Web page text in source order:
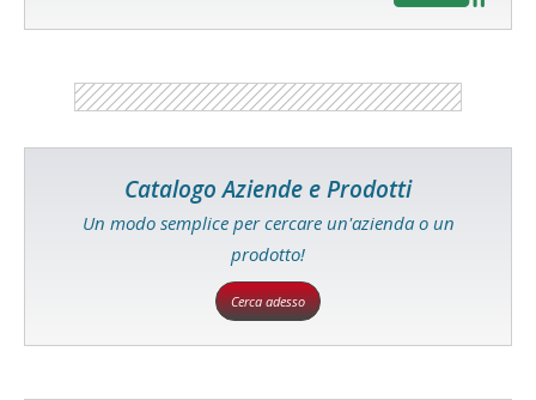
Catalogo Aziende e Prodotti
Un modo semplice per cercare un'azienda o un
prodotto!
Cerca adesso